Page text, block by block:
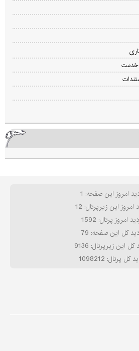
خدمت
امروز این صفحه: 1
امروز این زیرپرتال: 12
امروز پرتال: 1592
کل این صفحه: 79
کل این زیرپرتال: 9136
کل پرتال: 1098212